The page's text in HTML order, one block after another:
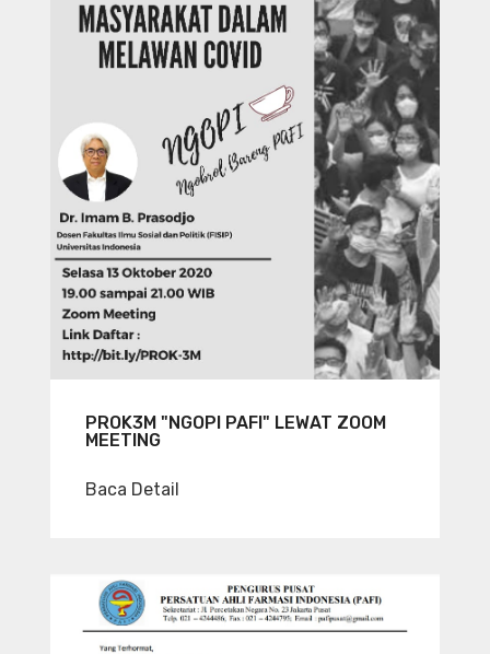
PROK3M "NGOPI PAFI" LEWAT ZOOM
MEETING
Baca Detail